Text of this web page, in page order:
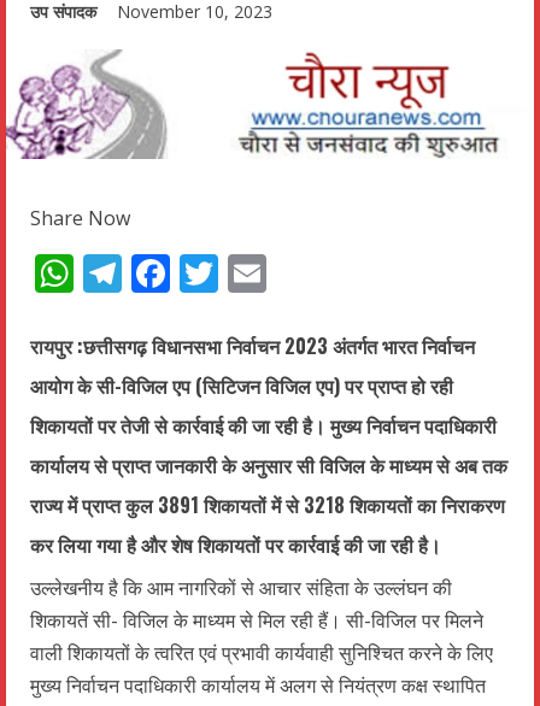
उप संपादक November 10, 2023
Share Now
WhatsApp
Telegram
Facebook
Twitter
रायपुर :छत्तीसगढ़ विधानसभा निर्वाचन 2023 अंतर्गत भारत निर्वाचन
आयोग के सी-विजिल एप (सिटिजन विजिल एप) पर प्राप्त हो रही
शिकायतों पर तेजी से कार्रवाई की जा रही है। मुख्य निर्वाचन पदाधिकारी
कार्यालय से प्राप्त जानकारी के अनुसार सी विजिल के माध्यम से अब तक
राज्य में प्राप्त कुल 3891 शिकायतों में से 3218 शिकायतों का निराकरण
कर लिया गया है और शेष शिकायतों पर कार्रवाई की जा रही है।
उल्लेखनीय है कि आम नागरिकों से आचार संहिता के उल्लंघन की
शिकायतें सी- विजिल के माध्यम से मिल रही हैं। सी-विजिल पर मिलने
वाली शिकायतों के त्वरित एवं प्रभावी कार्यवाही सुनिश्चित करने के लिए
मुख्य निर्वाचन पदाधिकारी कार्यालय में अलग से नियंत्रण कक्ष स्थापित